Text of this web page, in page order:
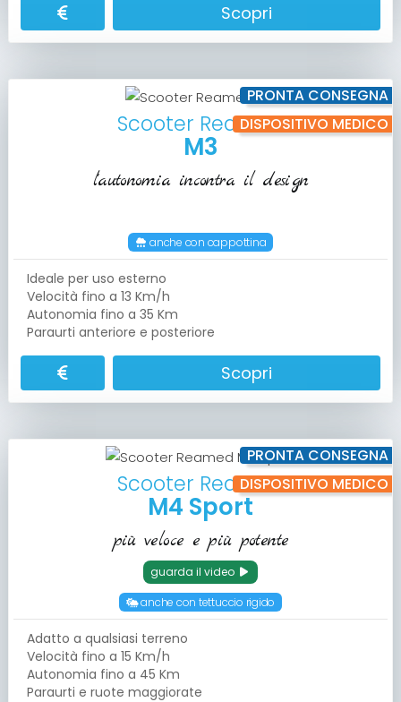
Scopri
PRONTA CONSEGNA
DISPOSITIVO MEDICO
Scooter Reamed
M3
l'autonomia incontra il design
anche con cappottina
Ideale per uso esterno
Velocità fino a 13 Km/h
Autonomia fino a 35 Km
Paraurti anteriore e posteriore
Scopri
PRONTA CONSEGNA
DISPOSITIVO MEDICO
Scooter Reamed
M4 Sport
più veloce e più potente
guarda il video
anche con tettuccio rigido
Adatto a qualsiasi terreno
Velocità fino a 15 Km/h
Autonomia fino a 45 Km
Paraurti e ruote maggiorate